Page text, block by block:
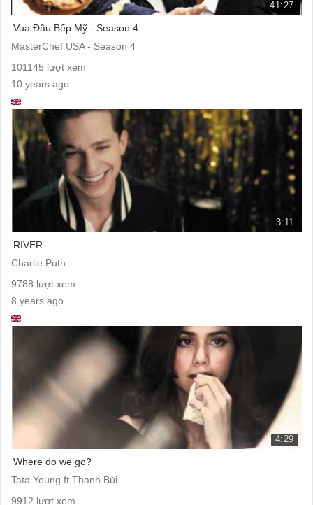
41:27
Vua Đầu Bếp Mỹ - Season 4
MasterChef USA - Season 4
101145 lượt xem
10 years ago
3:11
RIVER
Charlie Puth
9788 lượt xem
8 years ago
4:29
Where do we go?
Tata Young ft.Thanh Bùi
9912 lượt xem